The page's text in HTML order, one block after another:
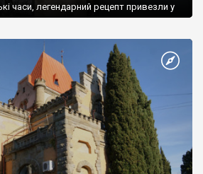
часи, легендарний рецепт привезли у